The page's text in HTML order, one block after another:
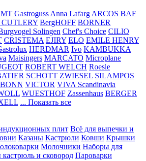
Gastroguss Anna Lafarg ARCOS BAF
CUTLERY BergHOFF BORNER
Solingen Chef's Choice CILIO
CRISTEMA EJIRY ELO EMILE HENRY
HERDMAR Ivo KAMBUKKA
Maisingers MARCATO Microplane
ROBERT WELCH Roesle
SCHOTT ZWIESEL SILAMPOS
VICTOR VIVA Scandinavia
WUESTHOF Zassenhaus BERGER
... Показать все
плит Всё для выпечки и
Казаны Кастрюли Ковши Крышки
Молочники Наборы для
и сковород Пароварки